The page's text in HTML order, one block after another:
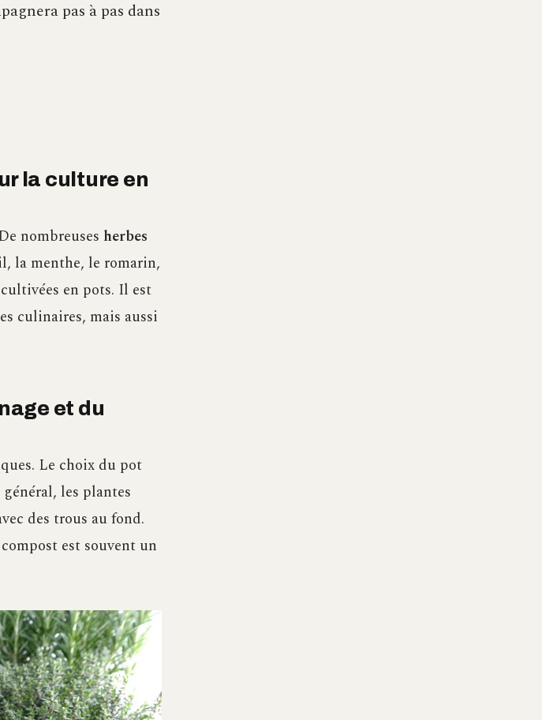
pas à pas dans
la culture en
nombreuses herbes
la menthe, le romarin,
en pots. Il est
culinaires, mais aussi
et du
Le choix du pot
les plantes
des trous au fond.
est souvent un